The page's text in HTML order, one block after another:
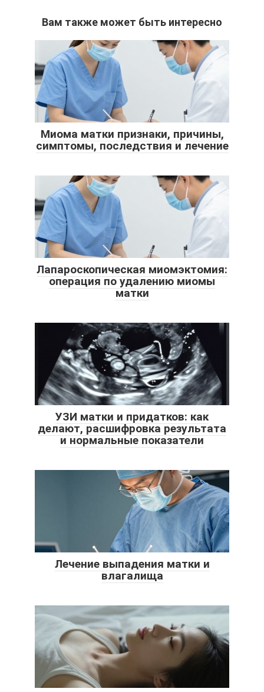
Вам также может быть интересно
Миома матки признаки, причины,
симптомы, последствия и лечение
Лапароскопическая миомэктомия:
операция по удалению миомы
матки
УЗИ матки и придатков: как
делают, расшифровка результата
и нормальные показатели
Лечение выпадения матки и
влагалища